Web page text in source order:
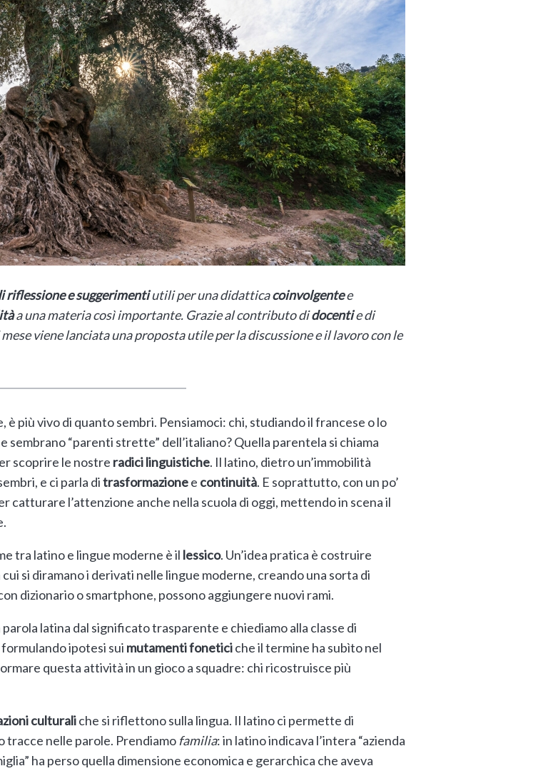
riflessione e suggerimentiutili per una didatticacoinvolgentee
a una materia così importante. Grazie al contributo didocentie di
viene lanciata una proposta utile per la discussione e il lavoro con le
è più vivo di quanto sembri. Pensiamoci: chi, studiando il francese o lo
sembrano “parenti strette” dell’italiano? Quella parentela si chiama
scoprire le nostre radici linguistiche. Il latino, dietro un’immobilità
e ci parla ditrasformazionee continuità. E soprattutto, con un po’
l’attenzione anche nella scuola di oggi, mettendo in scena il
tra latino e lingue moderne è il lessico. Un’idea pratica è costruire
si diramano i derivati nelle lingue moderne, creando una sorta di
dizionario o smartphone, possono aggiungere nuovi rami.
latina dal significato trasparente e chiediamo alla classe di
ipotesi sui mutamenti foneticiche il termine ha subìto nel
questa attività in un gioco a squadre: chi ricostruisce più
culturaliche si riflettono sulla lingua. Il latino ci permette di
tracce nelle parole. Prendiamo familia: in latino indicava l’intera “azienda
ha perso quella dimensione economica e gerarchica che aveva